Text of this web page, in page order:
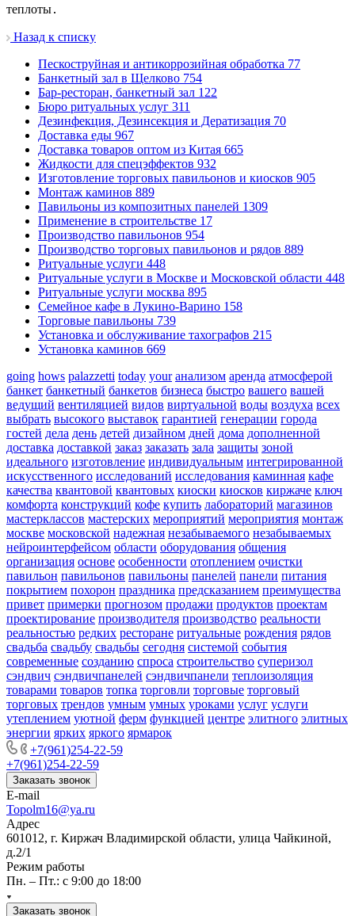
теплоты․
Назад к списку
Пескоструйная и антикоррозийная обработка 77
Банкетный зал в Щелково 754
Бар-ресторан, банкетный зал 122
Бюро ритуальных услуг 311
Дезинфекция, Дезинсекция и Дератизация 70
Доставка еды 967
Доставка товаров оптом из Китая 665
Жидкости для спецэффектов 932
Изготовление торговых павильонов и киосков 905
Монтаж каминов 889
Павильоны из композитных панелей 1309
Применение в строительстве 17
Производство павильонов 954
Производство торговых павильонов и рядов 889
Ритуальные услуги 448
Ритуальные услуги в Москве и Московской области 448
Ритуальные услуги москва 895
Семейное кафе в Лукино-Варино 158
Торговые павильоны 739
Установка и обслуживание тахографов 215
Установка каминов 669
going hows palazzetti today your анализом аренда атмосферой
банкет банкетный банкетов бизнеса быстро вашего вашей
ведущий вентиляцией видов виртуальной воды воздуха всех
выбрать высокого выставок гарантией генерации города
гостей дела день детей дизайном дней дома дополненной
доставка доставкой заказ заказать зала защиты зоной
идеального изготовление индивидуальным интегрированной
искусственного исследований исследования каминная кафе
качества квантовой квантовых киоски киосков киржаче ключ
комфорта конструкций кофе купить лабораторий магазинов
мастерклассов мастерских мероприятий мероприятия монтаж
москве московской надежная незабываемого незабываемых
нейроинтерфейсом области оборудования общения
организация основе особенности отоплением очистки
павильон павильонов павильоны панелей панели питания
покрытием похорон праздника предсказанием преимущества
привет примерки прогнозом продажи продуктов проектам
проектирование производителя производство реальности
реальностью редких ресторане ритуальные рождения рядов
свадьба свадьбу свадьбы сегодня системой события
современные созданию спроса строительство суперизол
сэндвич сэндвичпанелей сэндвичпанели теплоизоляция
товарами товаров топка торговли торговые торговый
торговых трендов умным умных уроками услуг услуги
утеплением уютной ферм функцией центре элитного элитных
энергии ярких яркого ярмарок
+7(961)254-22-59
+7(961)254-22-59
Заказать звонок
E-mail
Topolm16@ya.ru
Адрес
601012, г. Киржач Владимирской области, улица Чайкиной,
д.2/1
Режим работы
Пн. – Пт.: с 9:00 до 18:00
Заказать звонок